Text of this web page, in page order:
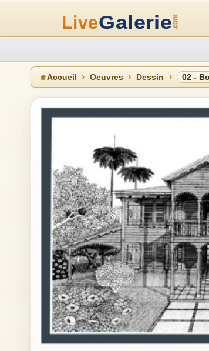
Accueil Oeuvres Dessin 02 -